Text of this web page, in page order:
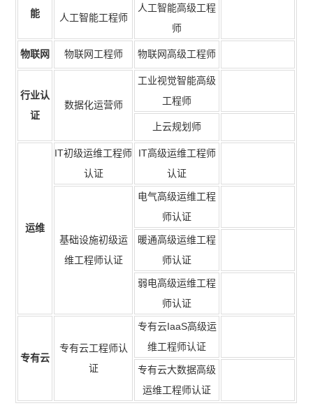
能
人工智能工程师
人工智能高级工程
师
物联网 物联网工程师 物联网高级工程师
行业认
证
数据化运营师
工业视觉智能高级
工程师
上云规划师
运维
IT初级运维工程师
认证
IT高级运维工程师
认证
基础设施初级运
维工程师认证
电气高级运维工程
师认证
暖通高级运维工程
师认证
弱电高级运维工程
师认证
专有云
专有云工程师认
证
专有云IaaS高级运
维工程师认证
专有云大数据高级
运维工程师认证